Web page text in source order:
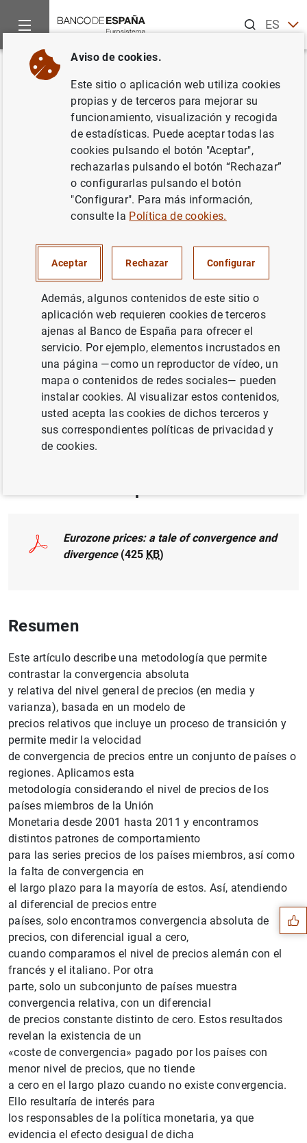
ESEN
Inicio Publicaciones
Volver
Eurozone prices: a tale of
convergence and divergence
Autor: Alfredo García-Hiernaux ,María
Teresa González Pérez
y David E. Guerrero
CRECIMIENTO ECONÓMICO Y CONVERGENCIA
POLÍTICA MONETARIA
PRECIOS Y MÁRGENES INFLACIÓN
Publicado en:Economic Modelling, Volume
126, September 2023, Art 106418
Eurozone prices: a tale of convergence and
divergence(425 KB)
Resumen
Este artículo describe una metodología que permite
contrastar la convergencia absoluta
y relativa del nivel general de precios (en media y
varianza), basada en un modelo de
precios relativos que incluye un proceso de transición y
permite medir la velocidad
de convergencia de precios entre un conjunto de países o
regiones. Aplicamos esta
metodología considerando el nivel de precios de los
países miembros de la Unión
Monetaria desde 2001 hasta 2011 y encontramos
distintos patrones de comportamiento
para las series precios de los países miembros, así como
la falta de convergencia en
el largo plazo para la mayoría de estos. Así, atendiendo
al diferencial de precios entre
países, solo encontramos convergencia absoluta de
precios, con diferencial igual a cero,
cuando comparamos el nivel de precios alemán con el
francés y el italiano. Por otra
parte, solo un subconjunto de países muestra
convergencia relativa, con un diferencial
de precios constante distinto de cero. Estos resultados
revelan la existencia de un
«coste de convergencia» pagado por los países con
menor nivel de precios, que no tiende
a cero en el largo plazo cuando no existe convergencia.
Ello resultaría de interés para
los responsables de la política monetaria, ya que
evidencia el efecto desigual de dicha
Sugerencias
1
Aviso de cookies.
Este sitio o aplicación web utiliza cookies
propias y de terceros para mejorar su
funcionamiento, visualización y recogida
de estadísticas. Puede aceptar todas las
cookies pulsando el botón "Aceptar",
rechazarlas pulsando el botón “Rechazar”
o configurarlas pulsando el botón
"Configurar". Para más información,
consulte la Política de cookies.
Aceptar Rechazar Configurar
Además, algunos contenidos de este sitio o
aplicación web requieren cookies de terceros
ajenas al Banco de España para ofrecer el
servicio. Por ejemplo, elementos incrustados en
una página —como un reproductor de vídeo, un
mapa o contenidos de redes sociales— pueden
instalar cookies. Al visualizar estos contenidos,
usted acepta las cookies de dichos terceros y
sus correspondientes políticas de privacidad y
de cookies.